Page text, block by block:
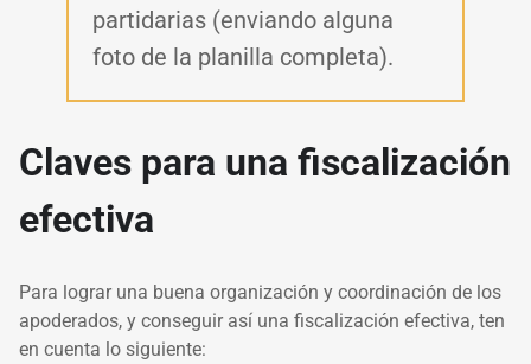
partidarias (enviando alguna
foto de la planilla completa).
Claves para una fiscalización
efectiva
Para lograr una buena organización y coordinación de los
apoderados, y conseguir así una fiscalización efectiva, ten
en cuenta lo siguiente: